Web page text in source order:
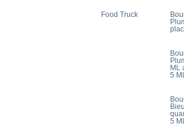
Food Truck
ML
5 ML
5 ML